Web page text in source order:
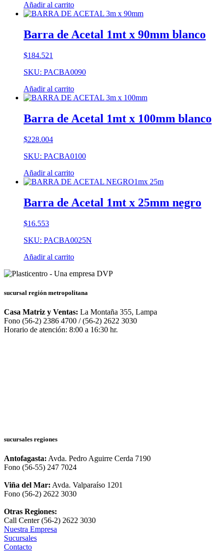
Añadir al carrito
Barra de Acetal 1mt x 90mm blanco
$184.521
SKU: PACBA0090
Añadir al carrito
Barra de Acetal 1mt x 100mm blanco
$228.004
SKU: PACBA0100
Añadir al carrito
Barra de Acetal 1mt x 25mm negro
$16.553
SKU: PACBA0025N
Añadir al carrito
sucursal región metropolitana
Casa Matriz y Ventas: La Montaña 355, Lampa
Fono (56-2) 2386 4700 / (56-2) 2622 3030
Horario de atención: 8:00 a 16:30 hr.
sucursales regiones
Antofagasta: Avda. Pedro Aguirre Cerda 7190
Fono (56-55) 247 7024
Viña del Mar: Avda. Valparaíso 1201
Fono (56-2) 2622 3030
Otras Regiones:
Call Center (56-2) 2622 3030
Nuestra Empresa
Sucursales
Contacto